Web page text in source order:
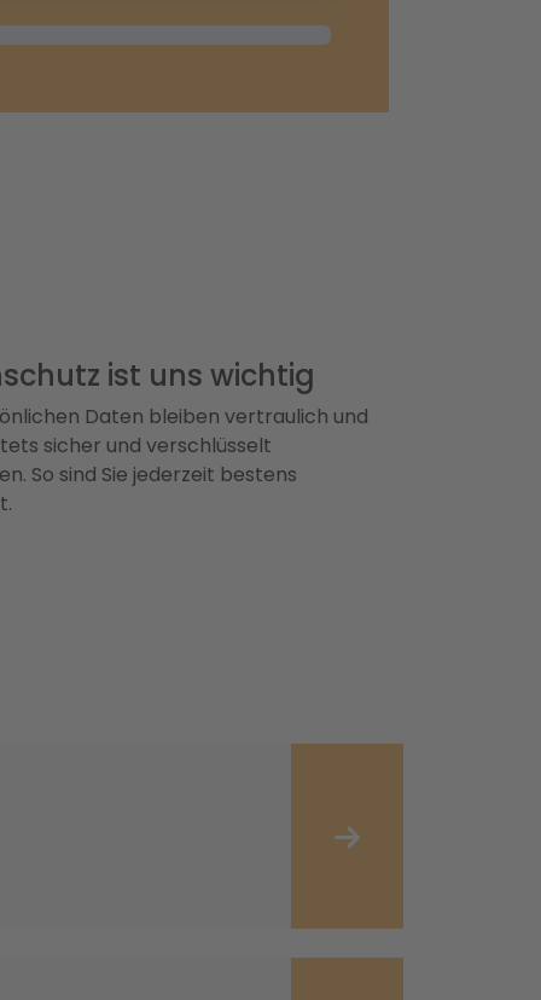
ist uns wichtig
Daten bleiben vertraulich und
sicher und verschlüsselt
So sind Sie jederzeit bestens